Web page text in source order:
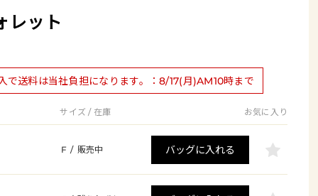
レット
で送料は当社負担になります。：8/17(月)AM10時まで
サイズ / 在庫 お気に入り
F / 販売中 バッグに入れる